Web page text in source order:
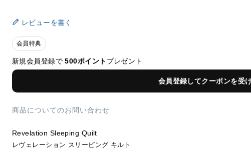
レビューを書く
会員特典
新規会員登録で500ポイント プレゼント
会員登録してクーポンを受
商品についてのお問い合わせ
Revelation Sleeping Quilt
レヴェレーション スリーピング キルト